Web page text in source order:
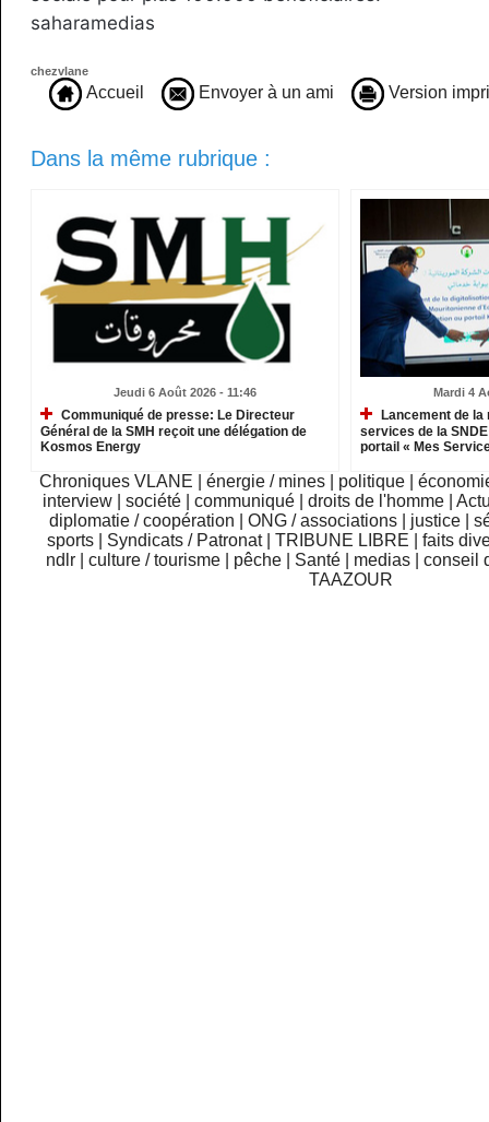
saharamedias
chezvlane
Accueil Envoyer à un ami Version
Dans la même rubrique :
Jeudi 6 Août 2026 - 11:46
Communiqué de presse: Le Directeur
Général de la SMH reçoit une délégation de
Kosmos Energy
Mardi 4
Lancement de
services de la
portail « Mes
Chroniques VLANE énergie / mines politique
interview
|société |communiqué |droits de l'homme |
diplomatie / coopération
ONG / associations justice
sports
Syndicats / Patronat TRIBUNE LIBRE
faits
ndlr
|culture / tourisme pêche Santé medias |conseil
TAAZOUR